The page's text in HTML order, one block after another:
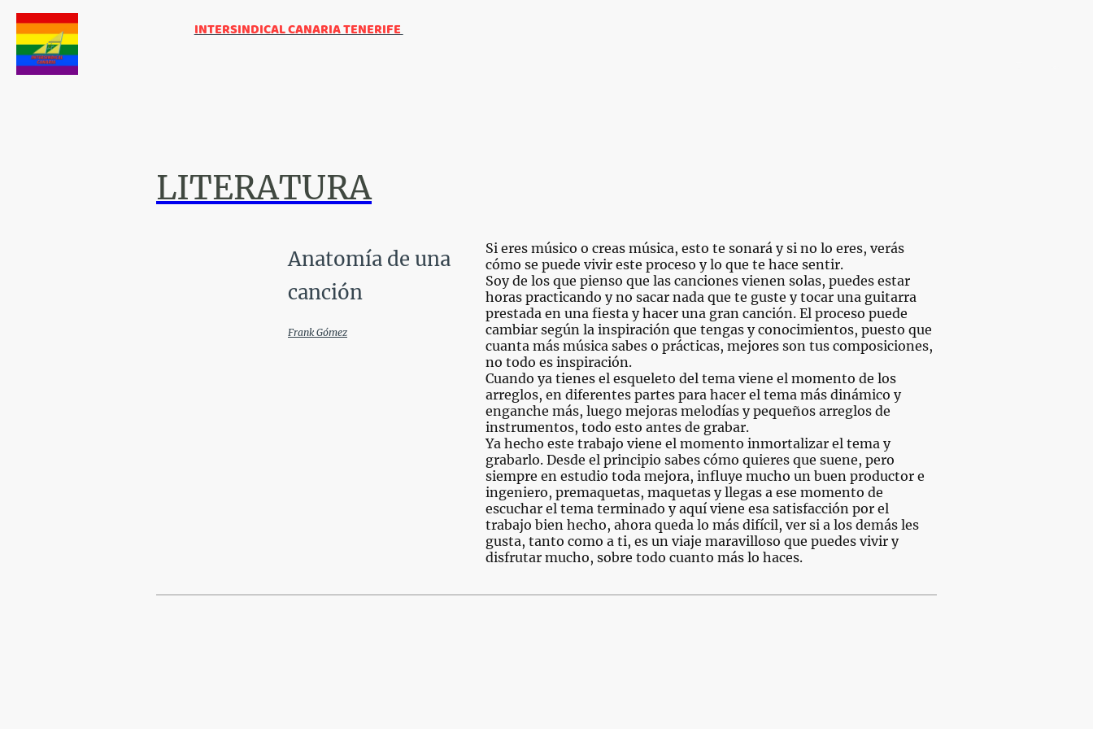
INTERSINDICAL CANARIA TENERIFE
LITERATURA
Anatomía de una
canción
Frank Gómez
Si eres músico o creas música, esto te sonará y si no lo eres, verás
cómo se puede vivir este proceso y lo que te hace sentir.
Soy de los que pienso que las canciones vienen solas, puedes estar
horas practicando y no sacar nada que te guste y tocar una guitarra
prestada en una fiesta y hacer una gran canción. El proceso puede
cambiar según la inspiración que tengas y conocimientos, puesto que
cuanta más música sabes o prácticas, mejores son tus composiciones,
no todo es inspiración.
Cuando ya tienes el esqueleto del tema viene el momento de los
arreglos, en diferentes partes para hacer el tema más dinámico y
enganche más, luego mejoras melodías y pequeños arreglos de
instrumentos, todo esto antes de grabar.
Ya hecho este trabajo viene el momento inmortalizar el tema y
grabarlo. Desde el principio sabes cómo quieres que suene, pero
siempre en estudio toda mejora, influye mucho un buen productor e
ingeniero, premaquetas, maquetas y llegas a ese momento de
escuchar el tema terminado y aquí viene esa satisfacción por el
trabajo bien hecho, ahora queda lo más difícil, ver si a los demás les
gusta, tanto como a ti, es un viaje maravilloso que puedes vivir y
disfrutar mucho, sobre todo cuanto más lo haces.